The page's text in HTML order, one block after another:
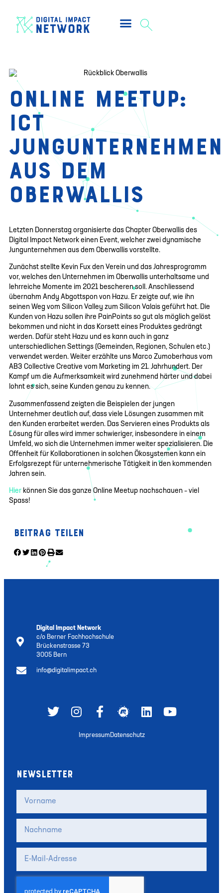
Online Meetup:
ICT
Jungunternehmen
aus dem
Oberwallis
Letzten Donnerstag organisierte das Chapter Oberwallis des
Digital Impact Network einen Event, welcher zwei dynamische
Jungunternehmen aus dem Oberwallis vorstellte.
Zunächst stellte Kevin Fux den Verein und das Jahresprogramm
vor, welches den Unternehmen im Oberwallis unterhaltsame und
lehrreiche Momente im 2021 bescheren soll. Anschliessend
übernahm Andy Abgottspon von Hazu. Er zeigte auf, wie ihn
seinen Weg vom Silicon Valley zum Silicon Valais geführt hat. Die
Kunden von Hazu sollen ihre PainPoints so gut als möglich gelöst
bekommen und nicht in das Korsett eines Produktes gedrängt
werden. Dafür steht Hazu und es kann auch in ganz
unterschiedlichen Settings (Gemeinden, Regionen, Schulen etc.)
verwendet werden. Weiter erzählte uns Marco Zumoberhaus vom
AB3 Collective Creative vom Marketing im 21. Jahrhundert. Der
Kampf um die Aufmerksamkeit wird zunehmend härter und dabei
lohnt es sich, seine Kunden genau zu kennen.
Zusammenfassend zeigten die Beispielen der jungen
Unternehmer deutlich auf, dass viele Lösungen zusammen mit
den Kunden erarbeitet werden. Das Servieren eines Produkts als
Lösung für alles wird immer schwieriger, insbesondere in einem
Umfeld, wo sich die Unternehmen immer weiter spezialisieren. Die
Offenheit für Kollaborationen in solchen Ökosystemen kann ein
Erfolgsrezept für unternehmerische Tätigkeit in den kommenden
Jahren sein.
Hier können Sie das ganze Online Meetup nachschauen – viel
Spass!
Beitrag teilen
Digital Impact Network
c/o Berner Fachhochschule
Brückenstrasse 73
3005 Bern
info@digitalimpact.ch
Impressum Datenschutz
NEWSLETTER